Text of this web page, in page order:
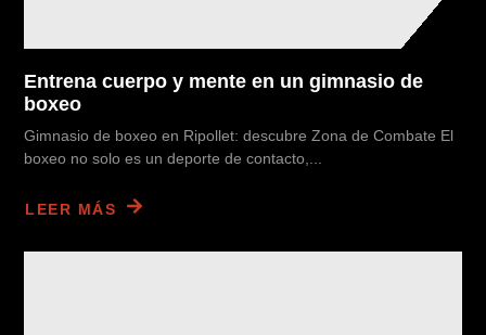
Entrena cuerpo y mente en un gimnasio de
boxeo
Gimnasio de boxeo en Ripollet: descubre Zona de Combate El
boxeo no solo es un deporte de contacto,...
LEER MÁS